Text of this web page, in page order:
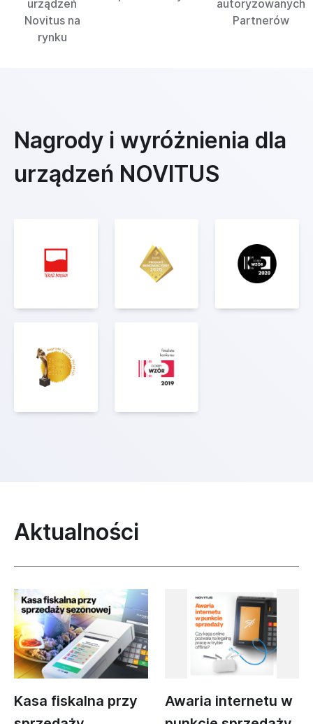
urządzeń
Novitus na
rynku
autoryzowanych
Partnerów
Nagrody i wyróżnienia dla
urządzeń NOVITUS
Aktualności
Kasa fiskalna przy
Awaria internetu w